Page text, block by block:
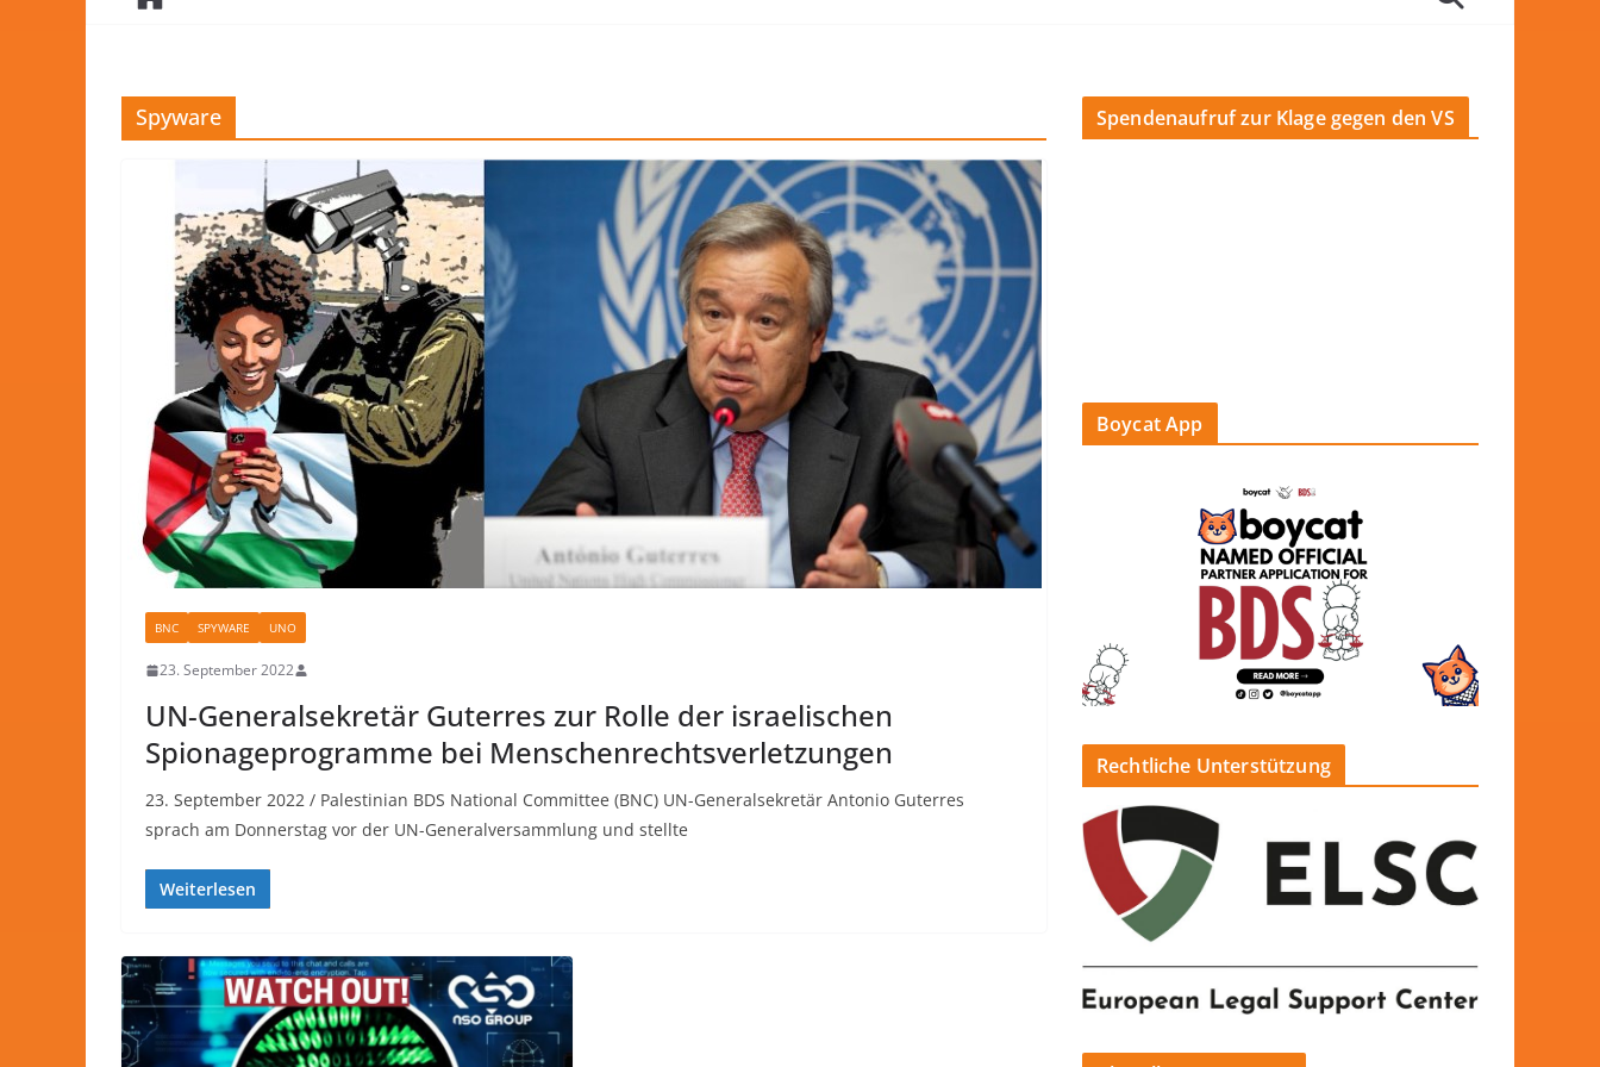
Spyware
BNC SPYWARE UNO
23. September 2022
UN-Generalsekretär Guterres zur Rolle der israelischen
Spionageprogramme bei Menschenrechtsverletzungen
23. September 2022 / Palestinian BDS National Committee (BNC) UN-Generalsekretär Antonio Guterres
sprach am Donnerstag vor der UN-Generalversammlung und stellte
Weiterlesen
Spendenaufruf zur Klage gegen den VS
Boycat App
Rechtliche Unterstützung